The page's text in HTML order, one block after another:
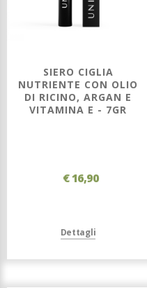
SIERO CIGLIA
NUTRIENTE CON OLIO
DI RICINO, ARGAN E
VITAMINA E - 7GR
€ 16,90
Dettagli